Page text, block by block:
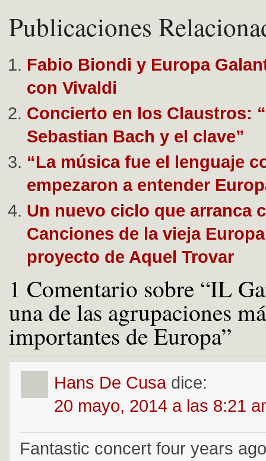
Publicaciones
Fabio Biondi y Europa
con Vivaldi
Concierto en los Claustros:
Sebastian Bach y el clave”
“La música fue el lenguaje
empezaron a entender
Un nuevo ciclo que arranca
Canciones de la vieja
proyecto de Aquel Trovar
1 Comentario sobre “IL
una de las agrupaciones
importantes de Europa”
Hans De Cusa dice:
20 mayo, 2014 a las 8:21
Fantastic concert four years